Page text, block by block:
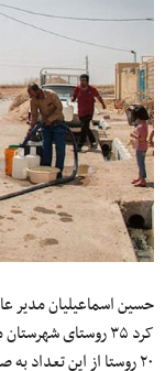
کرد ۳۵ روستای
۲۰ روستا از این تعداد به صورت تانکری آبرسانی می‌شوند.